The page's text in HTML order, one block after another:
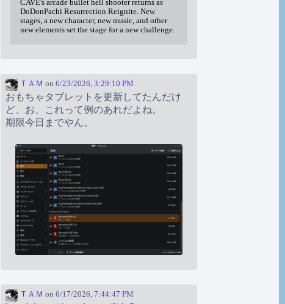
CAVE's arcade bullet hell shooter returns as
DoDonPachi Resurrection Reignite. New
stages, a new character, new music, and other
new elements set the stage for a new challenge.
ＴＡＭ on6/23/2026, 3:29:10 PM
おもちゃタブレットを更新してたんだけ
ど、お、これって例のあれだよね。
期限今日までやん。
ＴＡＭ on6/17/2026, 7:44:47 PM